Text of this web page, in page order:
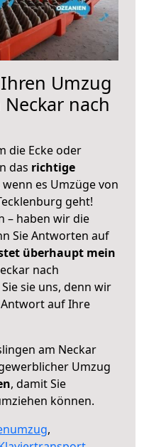
Umzug
nach
die Ecke oder
das richtige
es Umzüge von
geht!
– haben wir die
Sie Antworten auf
überhaupt mein
nach
sie uns, denn wir
auf Ihre
am Neckar
Umzug
, damit Sie
können.
,